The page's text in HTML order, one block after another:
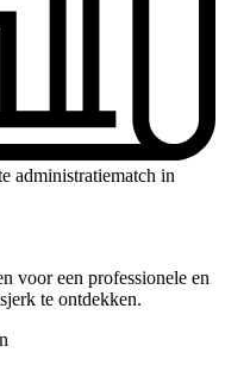
administratiematch in
voor een professionele en
te ontdekken.